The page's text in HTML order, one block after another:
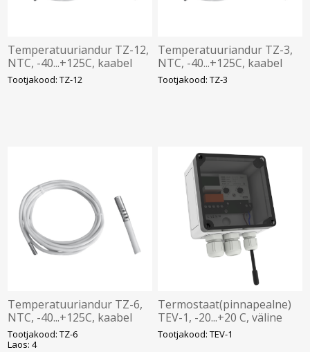
Temperatuuriandur TZ-12,
NTC, -40...+125C, kaabel
PVC 12m, Elko
Tootjakood: TZ-12
Temperatuuriandur TZ-3,
NTC, -40...+125C, kaabel
PVC 3m, Elko
Tootjakood: TZ-3
Temperatuuriandur TZ-6,
NTC, -40...+125C, kaabel
PVC 6m, Elko
Tootjakood: TZ-6
Laos: 4
Termostaat(pinnapealne)
TEV-1, -20...+20 C, väline
NTC andur, 1NO 16A, IP65,
Elko
Tootjakood: TEV-1